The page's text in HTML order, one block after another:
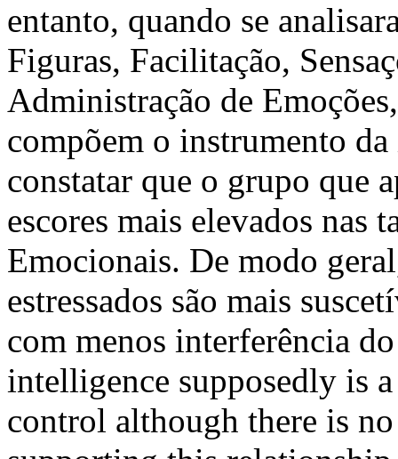
entanto, quando se
Figuras, Facilitação,
Administração de
compõem o instrumento
constatar que o grupo que
escores mais elevados nas
Emocionais. De modo
estressados são mais
com menos interferência
intelligence supposedly is
control although there is